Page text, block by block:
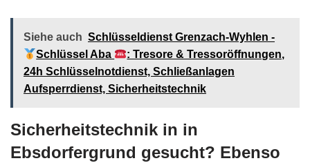
Siehe auch Schlüsseldienst Grenzach-Wyhlen -
Schlüssel Aba
: Tresore & Tressoröffnungen,
24h Schlüsselnotdienst, Schließanlagen
Aufsperrdienst, Sicherheitstechnik
Sicherheitstechnik in in
Ebsdorfergrund gesucht? Ebenso